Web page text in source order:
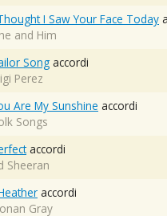
I Saw Your Face Today
and Him
Song accordi
Perez
Are My Sunshine accordi
Songs
accordi
Sheeran
accordi
Gray